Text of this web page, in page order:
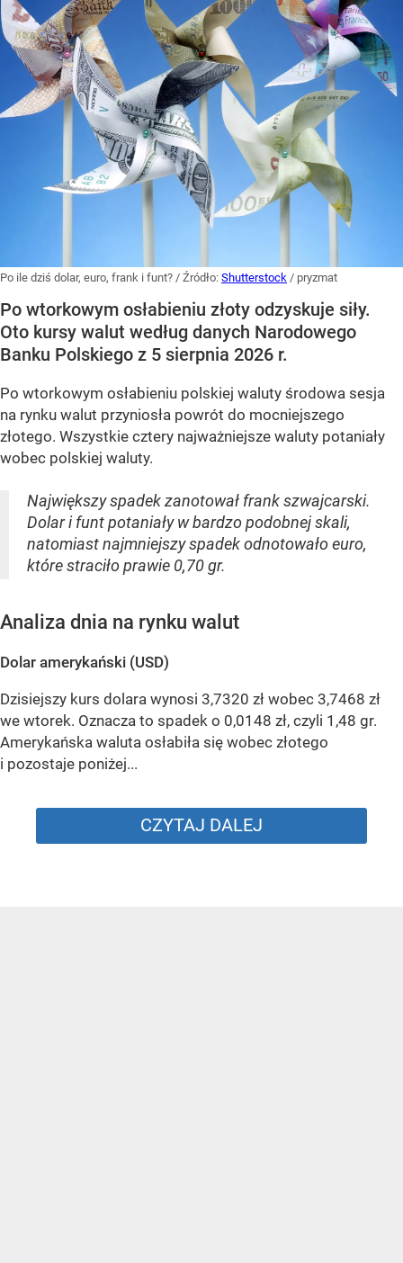
Po ile dziś dolar, euro, frank i funt? / Źródło: Shutterstock / pryzmat
Po wtorkowym osłabieniu złoty odzyskuje siły.
Oto kursy walut według danych Narodowego
Banku Polskiego z 5 sierpnia 2026 r.
Po wtorkowym osłabieniu polskiej waluty środowa sesja
na rynku walut przyniosła powrót do mocniejszego
złotego. Wszystkie cztery najważniejsze waluty potaniały
wobec polskiej waluty.
Największy spadek zanotował frank szwajcarski.
Dolar i funt potaniały w bardzo podobnej skali,
natomiast najmniejszy spadek odnotowało euro,
które straciło prawie 0,70 gr.
Analiza dnia na rynku walut
Dolar amerykański (USD)
Dzisiejszy kurs dolara wynosi 3,7320 zł wobec 3,7468 zł
we wtorek. Oznacza to spadek o 0,0148 zł, czyli 1,48 gr.
Amerykańska waluta osłabiła się wobec złotego
i pozostaje poniżej...
CZYTAJ DALEJ